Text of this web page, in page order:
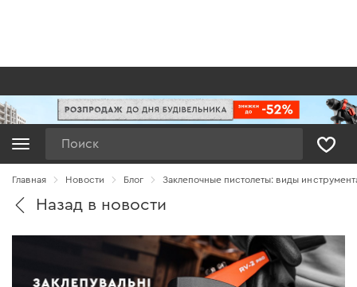
Главная Новости Блог Заклепочные пистолеты: виды
Назад в новости